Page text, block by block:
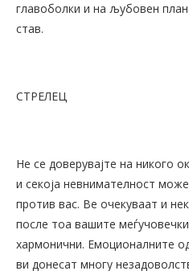
главоболки и на љубовен
став.
СТРЕЛЕЦ
Не се доверувајте на никого
и секоја невнимателност
против вас. Ве очекуваат и
после тоа вашите
хармонични. Емоционалните
ви донесат многу